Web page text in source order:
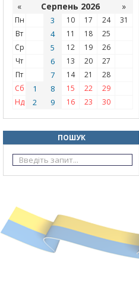
« Серпень 2026 »
Пн 3 10 17 24
31
Вт
4 11 18
25
Ср
5 12 19
26
Чт
6 13 20
27
Пт
7 14 21
28
Сб
1 8 15 22
29
Нд
2 9 16 23 30
ПОШУК